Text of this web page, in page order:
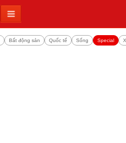
Bất động sản Quốc tế Sống Special